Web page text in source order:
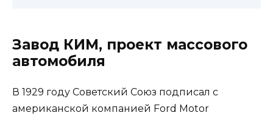
Завод КИМ, проект массового
автомобиля
В 1929 году Советский Союз подписал с
американской компанией Ford Motor